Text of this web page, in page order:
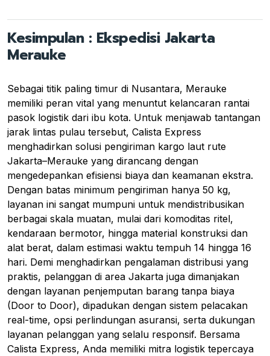
Kesimpulan : Ekspedisi Jakarta
Merauke
Sebagai titik paling timur di Nusantara, Merauke
memiliki peran vital yang menuntut kelancaran rantai
pasok logistik dari ibu kota. Untuk menjawab tantangan
jarak lintas pulau tersebut, Calista Express
menghadirkan solusi pengiriman kargo laut rute
Jakarta–Merauke yang dirancang dengan
mengedepankan efisiensi biaya dan keamanan ekstra.
Dengan batas minimum pengiriman hanya 50 kg,
layanan ini sangat mumpuni untuk mendistribusikan
berbagai skala muatan, mulai dari komoditas ritel,
kendaraan bermotor, hingga material konstruksi dan
alat berat, dalam estimasi waktu tempuh 14 hingga 16
hari. Demi menghadirkan pengalaman distribusi yang
praktis, pelanggan di area Jakarta juga dimanjakan
dengan layanan penjemputan barang tanpa biaya
(Door to Door), dipadukan dengan sistem pelacakan
real-time, opsi perlindungan asuransi, serta dukungan
layanan pelanggan yang selalu responsif. Bersama
Calista Express, Anda memiliki mitra logistik tepercaya